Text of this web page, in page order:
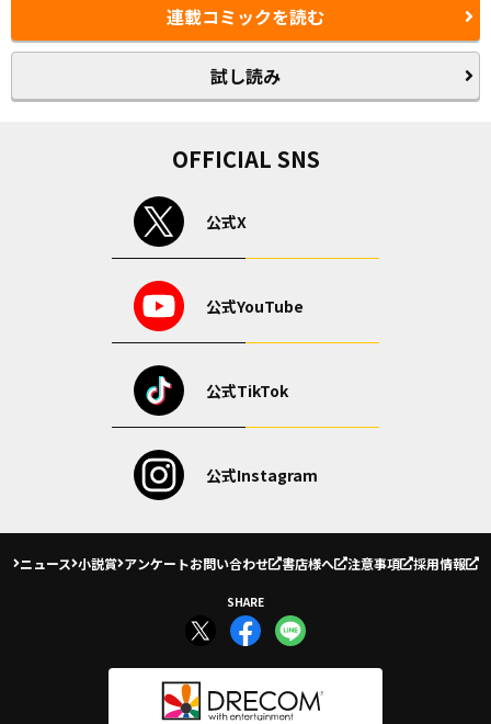
連載コミックを読む
試し読み
OFFICIAL SNS
公式X
公式YouTube
公式TikTok
公式Instagram
ニュース 小説賞 アンケートお問い合わせ 書店様へ 注意事項 採用情報
SHARE